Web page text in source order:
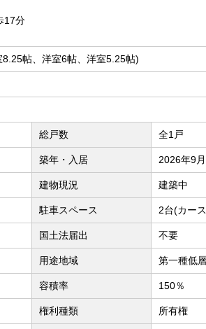
17分
帖、洋室6帖、洋室5.25帖)
総戸数 全1戸
築年・入居 2026年9
建物現況 建築中
駐車スペース 2台(カー
国土法届出 不要
用途地域 第一種低
容積率 150％
権利種類 所有権